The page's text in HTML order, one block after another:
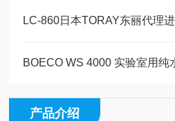
LC-860日本TORAY东丽代理
BOECO WS 4000 实验室用纯
产品介绍